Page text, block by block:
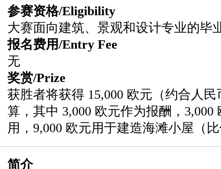
参赛资格/Eligibility
大赛面向建筑、景观和设计专业的毕
报名费用/Entry Fee
无
奖赏/Prize
获胜者将获得 15,000 欧元（约合人
算，其中 3,000 欧元作为报酬，
用，9,000 欧元用于建造海滩小屋（
简介